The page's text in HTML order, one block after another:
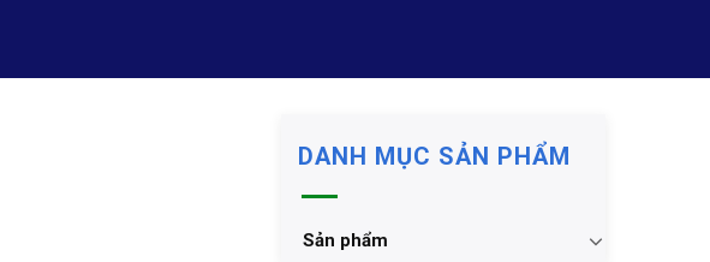
DANH MỤC SẢN PHẨM
Sản phẩm